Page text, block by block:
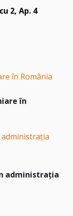
2, Ap. 4
în
administrația